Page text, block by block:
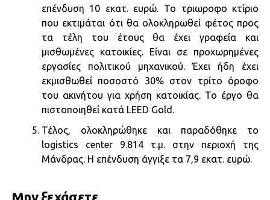
επένδυση 10 εκατ. ευρώ. Το τριωροφο κτίριο
που εκτιμάται ότι θα ολοκληρωθεί φέτος προς
τα τέλη του έτους θα έχει γραφεία και
μισθωμένες κατοικίες. Είναι σε προχωρημένες
εργασίες πολιτικού μηχανικού. Έχει ήδη έχει
εκμισθωθεί ποσοστό 30% στον τρίτο όροφο
του ακινήτου για χρήση κατοικίας. Το έργο θα
πιστοποιηθεί κατά LEED Gold.
Τέλος, ολοκληρώθηκε και παραδόθηκε το
logistics center 9.814 τ.μ. στην περιοχή της
Μάνδρας. Η επένδυση άγγιξε τα 7,9 εκατ. ευρώ.
Μην ξεχάσετε